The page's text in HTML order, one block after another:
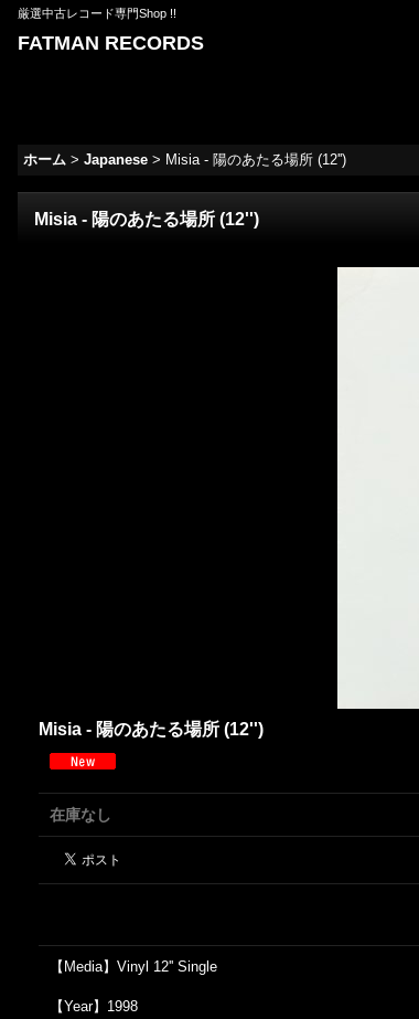
厳選中古レコード専門Shop !!
FATMAN RECORDS
ホーム > Japanese > Misia - 陽のあたる場所 (12'')
Misia - 陽のあたる場所 (12'')
Misia - 陽のあたる場所 (12'')
在庫なし
【Media】Vinyl 12'' Single
【Year】1998